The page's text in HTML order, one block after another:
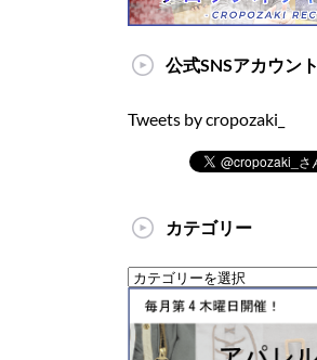
公式SNSアカウント
Tweets by cropozaki_
カテゴリー